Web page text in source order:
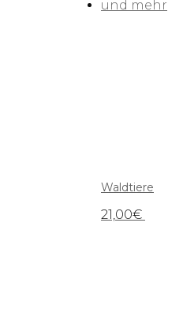
Waldtiere
21,00€